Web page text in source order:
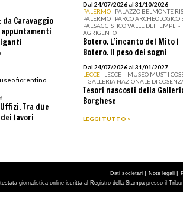
Caravaggio
appuntamenti
fiorentino
Tra due
lavori
Dal 24/07/2026 al 31/10/2026
PALERMO | PALAZZO BELMONTE
PALERMO I PARCO ARCHEOLOGICO
PAESAGGISTICO VALLE DEI TEMPLI -
AGRIGENTO
Botero. L’incanto del Mito I
Botero. Il peso dei sogni
Dal 24/07/2026 al 31/01/2027
LECCE | LECCE – MUSEO MUST I
– GALLERIA NAZIONALE DI
Tesori nascosti della
Borghese
LEGGI TUTTO >
Dati societari | Note legali |
giornalistica online iscritta al Registro della Stampa presso il